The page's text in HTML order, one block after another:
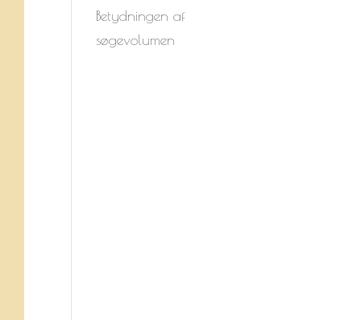
Betydningen af
søgevolumen